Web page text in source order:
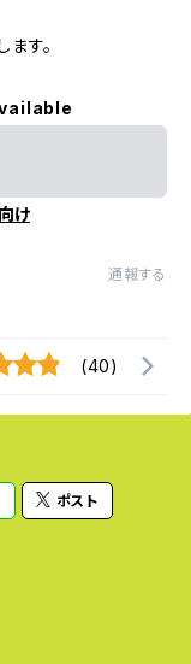
す。
け
通報する
(40)
ポスト